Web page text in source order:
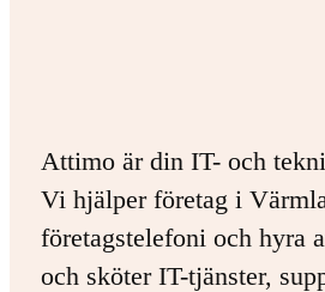
Attimo är din IT- och
Vi hjälper företag i
företagstelefoni och hyra
och sköter IT-tjänster,